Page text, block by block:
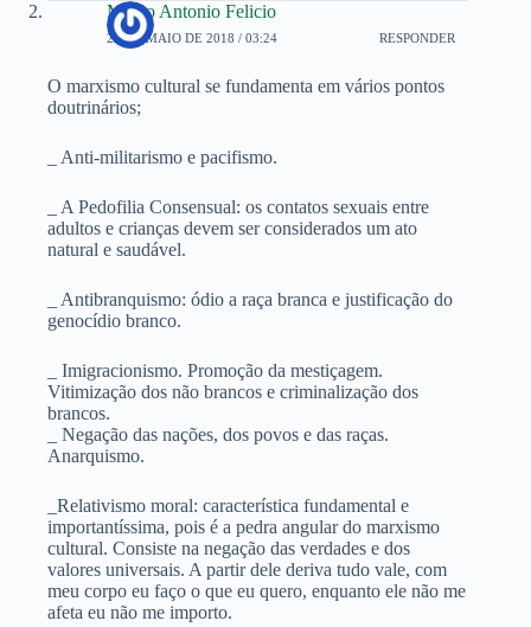
Marco Antonio Felicio
20 DE MAIO DE 2018 / 03:24 RESPONDER
O marxismo cultural se fundamenta em vários pontos
doutrinários;
_ Anti-militarismo e pacifismo.
_ A Pedofilia Consensual: os contatos sexuais entre
adultos e crianças devem ser considerados um ato
natural e saudável.
_ Antibranquismo: ódio a raça branca e justificação do
genocídio branco.
_ Imigracionismo. Promoção da mestiçagem.
Vitimização dos não brancos e criminalização dos
brancos.
_ Negação das nações, dos povos e das raças.
Anarquismo.
_Relativismo moral: característica fundamental e
importantíssima, pois é a pedra angular do marxismo
cultural. Consiste na negação das verdades e dos
valores universais. A partir dele deriva tudo vale, com
meu corpo eu faço o que eu quero, enquanto ele não me
afeta eu não me importo.